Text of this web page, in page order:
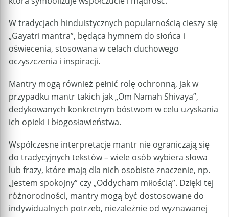
W tradycjach hinduistycznych popularnością cieszy się
„Gayatri mantra”, będąca hymnem do słońca i
oświecenia, stosowana w celach duchowego
oczyszczenia i inspiracji.
Mantry mogą również pełnić rolę ochronną, jak w
przypadku mantr takich jak „Om Namah Shivaya”,
dedykowanych konkretnym bóstwom w celu uzyskania
ich opieki i błogosławieństwa.
Współczesne interpretacje mantr nie ograniczają się
do tradycyjnych tekstów – wiele osób wybiera słowa
lub frazy, które mają dla nich osobiste znaczenie, np.
„Jestem spokojny” czy „Oddycham miłością”. Dzięki tej
różnorodności, mantry mogą być dostosowane do
indywidualnych potrzeb, niezależnie od wyznawanej